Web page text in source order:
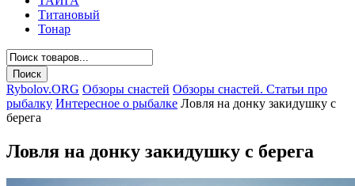
Титановый
Тонар
Rybolov.ORG Обзоры снастей Обзоры снастей. Статьи про
рыбалку Интересное о рыбалке Ловля на донку закидушку с
берега
Ловля на донку закидушку с берега